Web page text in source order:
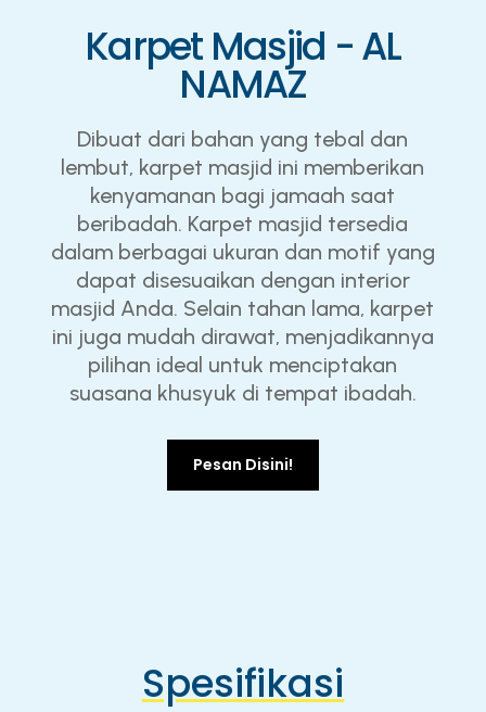
Karpet Masjid - AL
NAMAZ
Dibuat dari bahan yang tebal dan
lembut, karpet masjid ini memberikan
kenyamanan bagi jamaah saat
beribadah. Karpet masjid tersedia
dalam berbagai ukuran dan motif yang
dapat disesuaikan dengan interior
masjid Anda. Selain tahan lama, karpet
ini juga mudah dirawat, menjadikannya
pilihan ideal untuk menciptakan
suasana khusyuk di tempat ibadah.
Pesan Disini!
Spesifikasi